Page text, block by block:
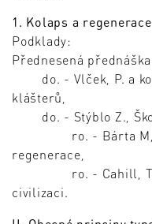
1. Kolaps a
Podklady:
Přednesená
do. - Vlček, P. a
klášterů,
do. - Stýblo Z.,
ro. - Bárta M,
regenerace,
ro. - Cahill, T.:
civilizaci.